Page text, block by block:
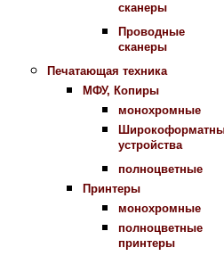
сканеры
Проводные
сканеры
Печатающая техника
МФУ, Копиры
монохромные
устройства
полноцветные
Принтеры
монохромные
полноцветные
принтеры